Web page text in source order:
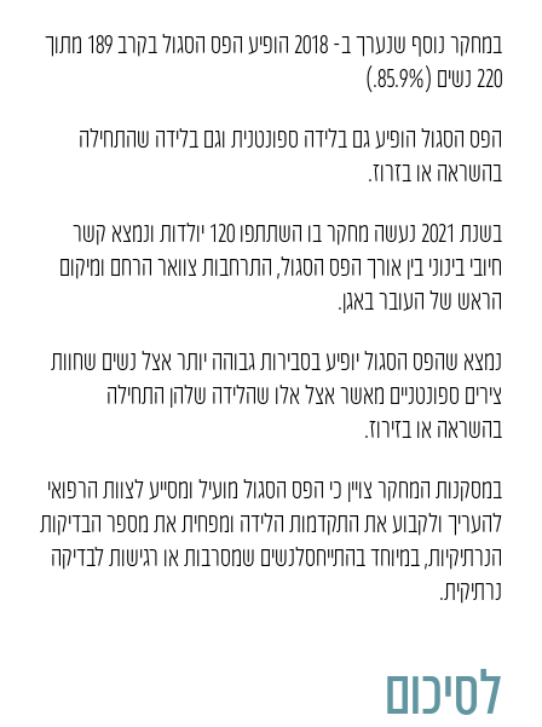
במחקר נוסף שנערך ב- 2018 הופיע הפס הסגול בקרב 189 מתוך
220 נשים (85.9%.)
הפס הסגול הופיע גם בלידה ספונטנית וגם בלידה שהתחילה
בהשראה או בזרוז.
בשנת 2021 נעשה מחקר בו השתתפו 120 יולדות ונמצא קשר
חיובי בינוני בין אורך הפס הסגול, התרחבות צוואר הרחם ומיקום
הראש של העובר באגן.
נמצא שהפס הסגול יופיע בסבירות גבוהה יותר אצל נשים שחוות
צירים ספונטניים מאשר אצל אלו שהלידה שלהן התחילה
בהשראה או בזירוז.
במסקנות המחקר צויין כי הפס הסגול מועיל ומסייע לצוות הרפואי
להעריך ולקבוע את התקדמות הלידה ומפחית את מספר הבדיקות
הנרתיקיות, במיוחד בהתייחסלנשים שמסרבות או רגישות לבדיקה
נרתיקית.
לסיכום